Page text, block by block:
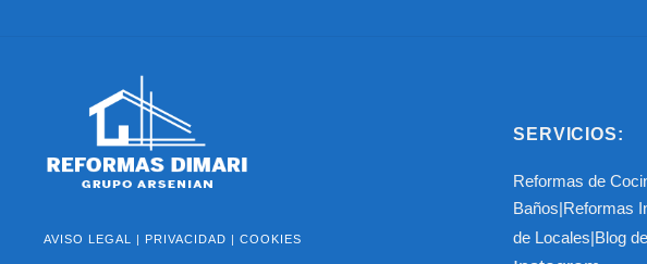
AVISO LEGAL PRIVACIDAD COOKIES
SERVICIOS:
Reformas de
Baños|Reformas
de Locales|Blog